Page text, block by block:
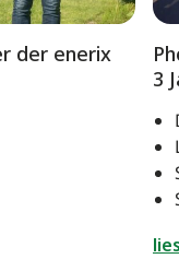
der enerix
3